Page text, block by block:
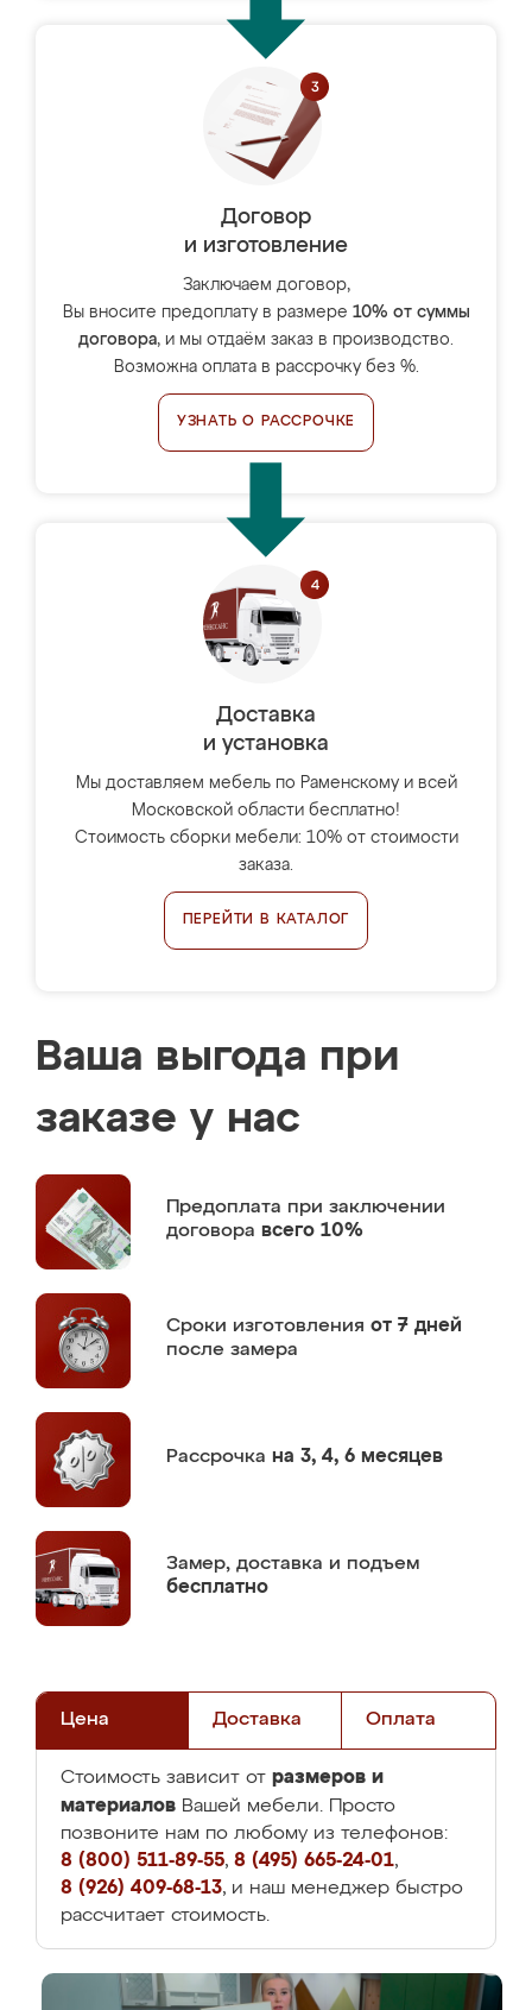
Договор
и изготовление
Заключаем договор,
Вы вносите предоплату в размере 10% от суммы
договора, и мы отдаём заказ в производство.
Возможна оплата в рассрочку без %.
УЗНАТЬ О РАССРОЧКЕ
Доставка
и установка
Мы доставляем мебель по Раменскому и всей
Московской области бесплатно!
Стоимость сборки мебели: 10% от стоимости
заказа.
ПЕРЕЙТИ В КАТАЛОГ
Ваша выгода при
заказе у нас
Предоплата при заключении
договора всего 10%
Сроки изготовления от 7 дней
после замера
Рассрочка на 3, 4, 6 месяцев
Замер, доставка и подъем
бесплатно
Цена Доставка Оплата
Стоимость зависит от размеров и
материалов Вашей мебели. Просто
позвоните нам по любому из телефонов:
8 (800) 511-89-55, 8 (495) 665-24-01,
8 (926) 409-68-13, и наш менеджер быстро
рассчитает стоимость.